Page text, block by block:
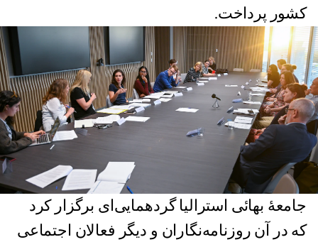
کشور پرداخت.
جامعۀ بهائی استرالیا گردهمایی‌ای برگزار کرد
که در آن روزنامه‌نگاران و دیگر فعالان اجتماعی